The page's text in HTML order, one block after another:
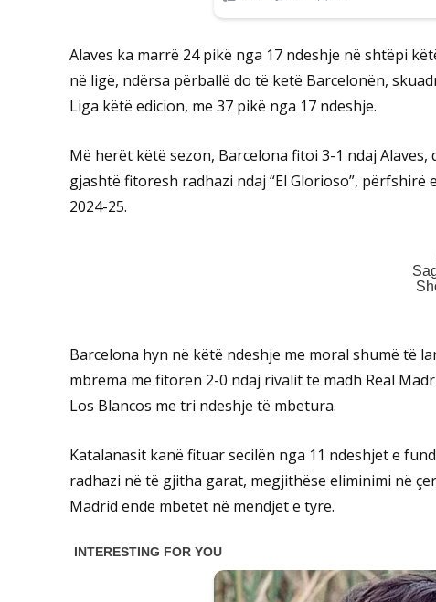
Alaves ka marrë 24 pikë nga 17 ndeshje në shtëpi
në ligë, ndërsa përballë do të ketë Barcelonën,
Liga këtë edicion, me 37 pikë nga 17 ndeshje.
Më herët këtë sezon, Barcelona fitoi 3-1 ndaj
gjashtë fitoresh radhazi ndaj “El Glorioso”,
2024-25.
Barcelona hyn në këtë ndeshje me moral shumë të
mbrëma me fitoren 2-0 ndaj rivalit të madh Real
Los Blancos me tri ndeshje të mbetura.
Katalanasit kanë fituar secilën nga 11 ndeshjet e
radhazi në të gjitha garat, megjithëse eliminimi në
Madrid ende mbetet në mendjet e tyre.